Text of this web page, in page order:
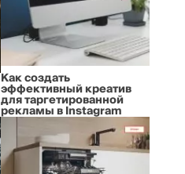
Как создать
эффективный креатив
для таргетированной
рекламы в Instagram